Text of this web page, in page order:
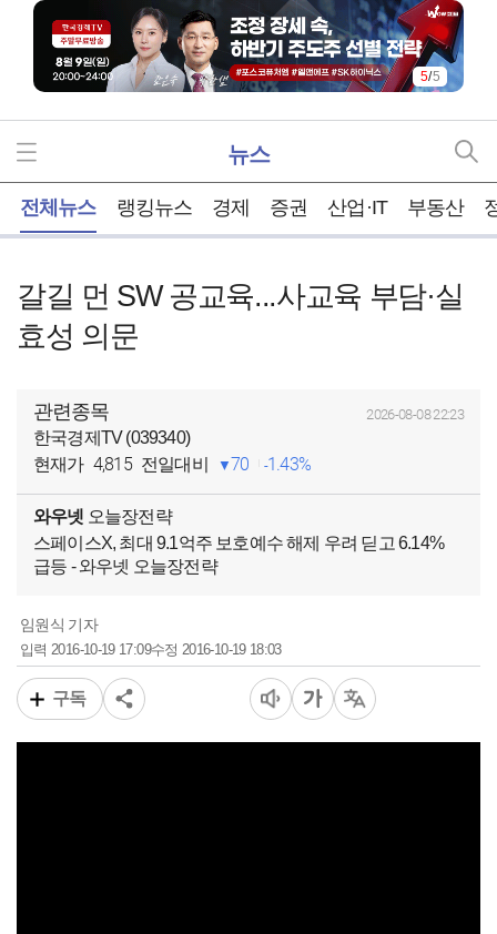
5/5
뉴스
전체뉴스 랭킹뉴스 경제 증권 산업·IT 부동산
갈길 먼 SW 공교육...사교육 부담·실
효성 의문
관련종목 2026-08-08 22:23
한국경제TV (039340)
현재가 4,815 전일대비 70 1.43%
와우넷 오늘장전략
스페이스X, 최대 9.1억주 보호예수 해제 우려 딛고 6.14%
급등 - 와우넷 오늘장전략
임원식 기자
입력2016-10-19 17:09수정 2016-10-19 18:03
구독